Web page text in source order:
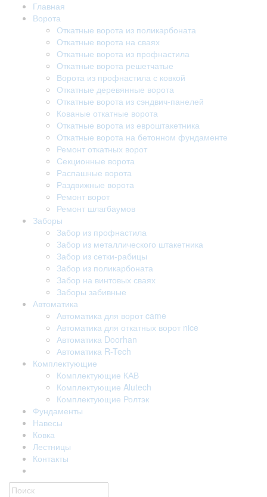
Главная
Ворота
Откатные ворота из поликарбоната
Откатные ворота на сваях
Откатные ворота из профнастила
Откатные ворота решетчатые
Ворота из профнастила с ковкой
Откатные деревянные ворота
Откатные ворота из сэндвич-панелей
Кованые откатные ворота
Откатные ворота из евроштакетника
Откатные ворота на бетонном фундаменте
Ремонт откатных ворот
Секционные ворота
Распашные ворота
Раздвижные ворота
Ремонт ворот
Ремонт шлагбаумов
Заборы
Забор из профнастила
Забор из металлического штакетника
Забор из сетки-рабицы
Забор из поликарбоната
Забор на винтовых сваях
Заборы забивные
Автоматика
Автоматика для ворот came
Автоматика для откатных ворот nice
Автоматика Doorhan
Автоматика R-Tech
Комплектующие
Комплектующие КАВ
Комплектующие Alutech
Комплектующие Ролтэк
Фундаменты
Навесы
Ковка
Лестницы
Контакты